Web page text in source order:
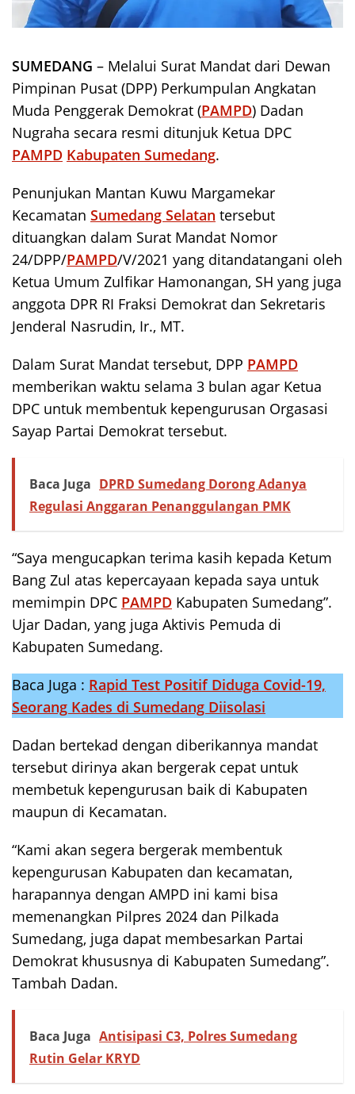
SUMEDANG – Melalui Surat Mandat dari Dewan
Pimpinan Pusat (DPP) Perkumpulan Angkatan
Muda Penggerak Demokrat (PAMPD) Dadan
Nugraha secara resmi ditunjuk Ketua DPC
PAMPD Kabupaten Sumedang.
Penunjukan Mantan Kuwu Margamekar
Kecamatan Sumedang Selatan tersebut
dituangkan dalam Surat Mandat Nomor
24/DPP/PAMPD/V/2021 yang ditandatangani oleh
Ketua Umum Zulfikar Hamonangan, SH yang juga
anggota DPR RI Fraksi Demokrat dan Sekretaris
Jenderal Nasrudin, Ir., MT.
Dalam Surat Mandat tersebut, DPP PAMPD
memberikan waktu selama 3 bulan agar Ketua
DPC untuk membentuk kepengurusan Orgasasi
Sayap Partai Demokrat tersebut.
Baca Juga DPRD Sumedang Dorong Adanya
Regulasi Anggaran Penanggulangan PMK
“Saya mengucapkan terima kasih kepada Ketum
Bang Zul atas kepercayaan kepada saya untuk
memimpin DPC PAMPD Kabupaten Sumedang”.
Ujar Dadan, yang juga Aktivis Pemuda di
Kabupaten Sumedang.
Baca Juga : Rapid Test Positif Diduga Covid-19,
Seorang Kades di Sumedang Diisolasi
Dadan bertekad dengan diberikannya mandat
tersebut dirinya akan bergerak cepat untuk
membetuk kepengurusan baik di Kabupaten
maupun di Kecamatan.
“Kami akan segera bergerak membentuk
kepengurusan Kabupaten dan kecamatan,
harapannya dengan AMPD ini kami bisa
memenangkan Pilpres 2024 dan Pilkada
Sumedang, juga dapat membesarkan Partai
Demokrat khususnya di Kabupaten Sumedang”.
Tambah Dadan.
Baca Juga Antisipasi C3, Polres Sumedang
Rutin Gelar KRYD